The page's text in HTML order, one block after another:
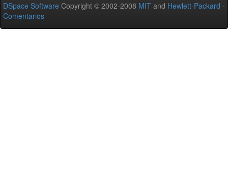
DSpace Software Copyright © 2002-2008 MIT and Hewlett-Packard -
Comentarios